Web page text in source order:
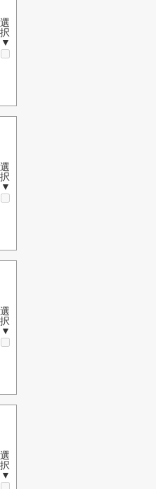
選
択
▼
選
択
▼
選
択
▼
選
択
▼